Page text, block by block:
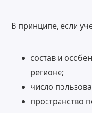
В принципе, если
состав и
регионе;
число
пространство